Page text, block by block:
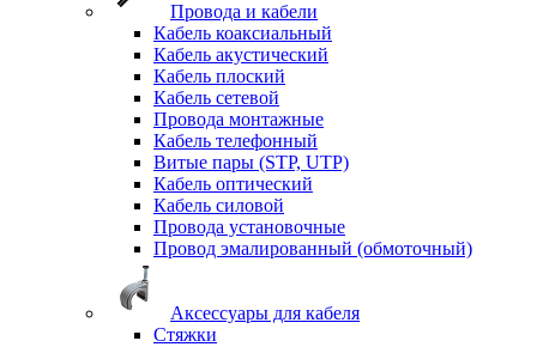
Провода и кабели
Кабель коаксиальный
Кабель акустический
Кабель плоский
Кабель сетевой
Провода монтажные
Кабель телефонный
Витые пары (STP, UTP)
Кабель оптический
Кабель силовой
Провода установочные
Провод эмалированный (обмоточный)
Аксессуары для кабеля
Стяжки